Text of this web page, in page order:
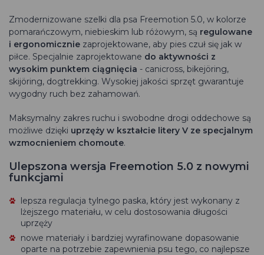
Zmodernizowane szelki dla psa Freemotion 5.0, w kolorze
pomarańczowym, niebieskim lub różowym, są regulowane
i ergonomicznie zaprojektowane, aby pies czuł się jak w
piłce. Specjalnie zaprojektowane do aktywności z
wysokim punktem ciągnięcia - canicross, bikejöring,
skijöring, dogtrekking. Wysokiej jakości sprzęt gwarantuje
wygodny ruch bez zahamowań.
Maksymalny zakres ruchu i swobodne drogi oddechowe są
możliwe dzięki uprzęży w kształcie litery V ze specjalnym
wzmocnieniem chomoute.
Ulepszona wersja Freemotion 5.0 z nowymi
funkcjami
lepsza regulacja tylnego paska, który jest wykonany z
lżejszego materiału, w celu dostosowania długości
uprzęży
nowe materiały i bardziej wyrafinowane dopasowanie
oparte na potrzebie zapewnienia psu tego, co najlepsze